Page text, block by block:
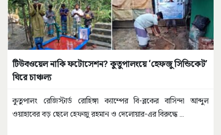
টিউবওয়েল নাকি ফটোসেশন? কুতুপালংয়ে ‘হেফজু সিন্ডিকেট’
ঘিরে চাঞ্চল্য
কুতুপালং রেজিস্টার্ড রোহিঙ্গা ক্যাম্পের বি-ব্লকের বাসিন্দা আব্দুল
ওয়াহাবের বড় ছেলে হেফজু রহমান ও দেলোয়ার-এর বিরুদ্ধে ...